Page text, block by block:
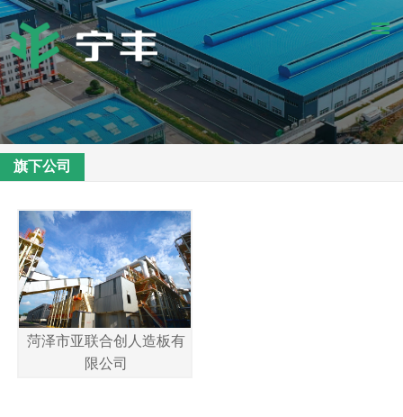
旗下公司
菏泽市亚联合创人造板有
限公司